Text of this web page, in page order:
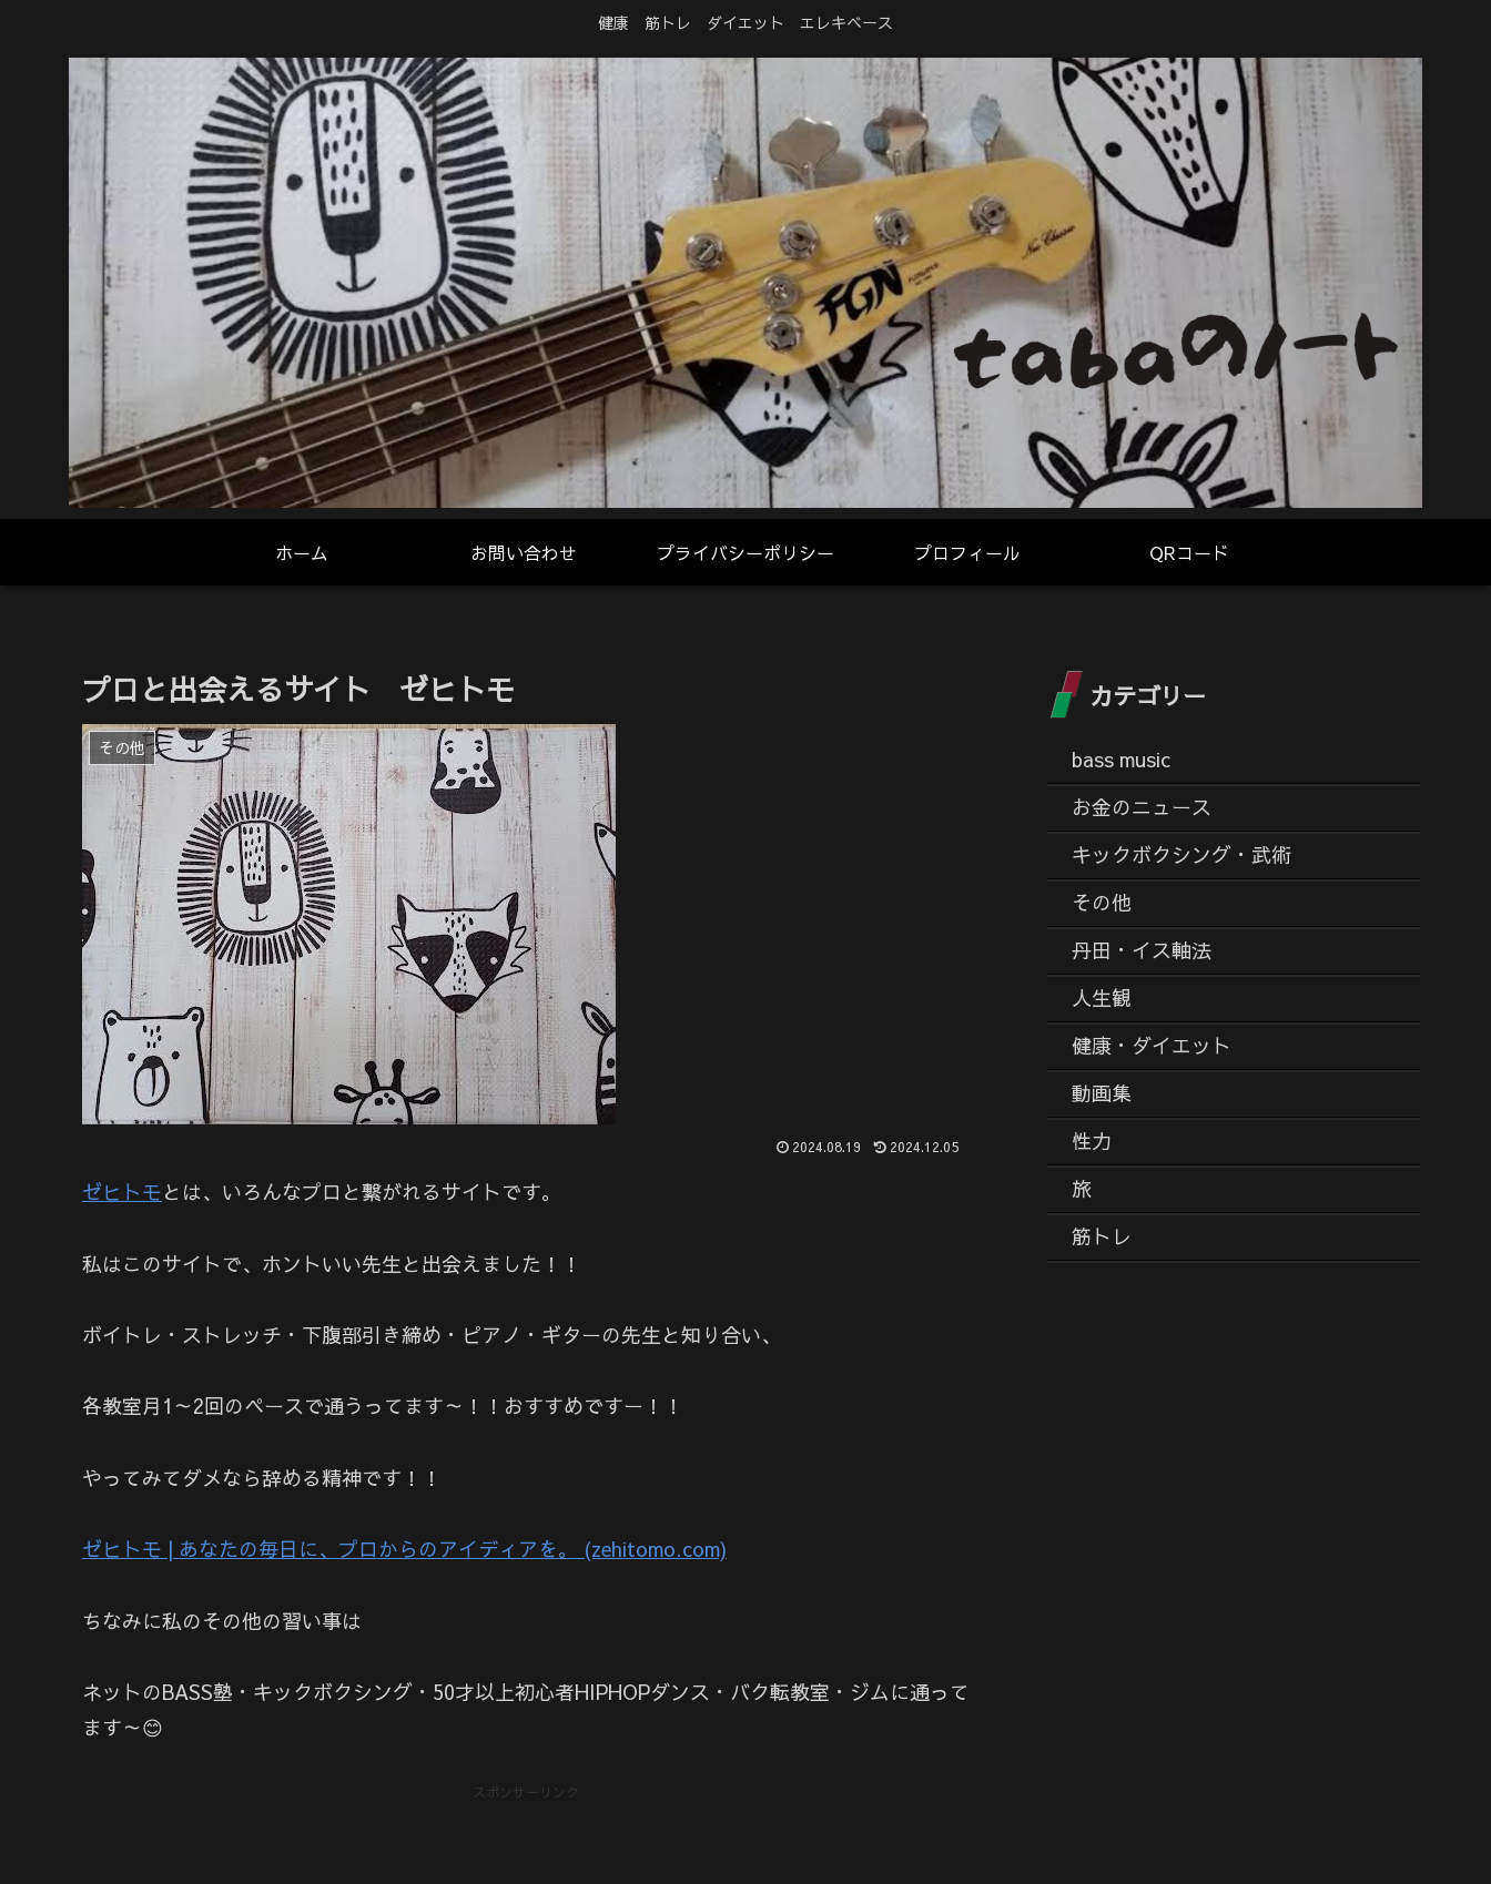
健康 筋トレ ダイエット エレキベース
ホーム お問い合わせ プライバシーポリシー プロフィール QRコード
プロと出会えるサイト ゼヒトモ
その他
2024.08.19 2024.12.05
ゼヒトモとは、いろんなプロと繋がれるサイトです。
私はこのサイトで、ホントいい先生と出会えました！！
ボイトレ・ストレッチ・下腹部引き締め・ピアノ・ギターの先生と知り合い、
各教室月1～2回のペースで通うってます～！！おすすめですー！！
やってみてダメなら辞める精神です！！
ゼヒトモ | あなたの毎日に、プロからのアイディアを。 (zehitomo.com)
ちなみに私のその他の習い事は
ネットのBASS塾・キックボクシング・50才以上初心者HIPHOPダンス・バク転教室・ジムに通って
ます～😊
スポンサーリンク
カテゴリー
bass music
お金のニュース
キックボクシング・武術
その他
丹田・イス軸法
人生観
健康・ダイエット
動画集
性力
旅
筋トレ